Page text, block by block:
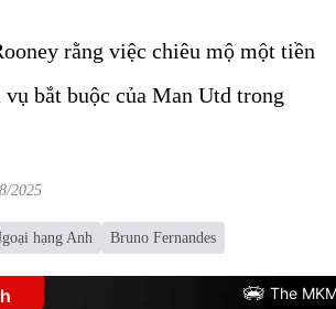
rằng việc chiêu mộ một tiền
bắt buộc của Man Utd trong
2025
hạng Anh Bruno Fernandes
The